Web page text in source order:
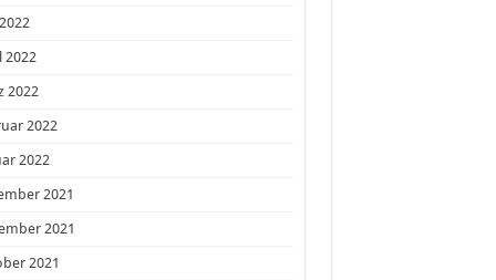
2022
2022
2022
2022
2021
2021
2021